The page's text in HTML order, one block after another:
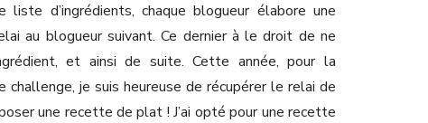
liste d’ingrédients, chaque blogueur élabore une
au blogueur suivant. Ce dernier à le droit de ne
et ainsi de suite. Cette année, pour la
challenge, je suis heureuse de récupérer le relai de
une recette de plat ! J’ai opté pour une recette